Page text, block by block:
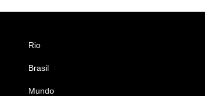
Rio
Brasil
Mundo